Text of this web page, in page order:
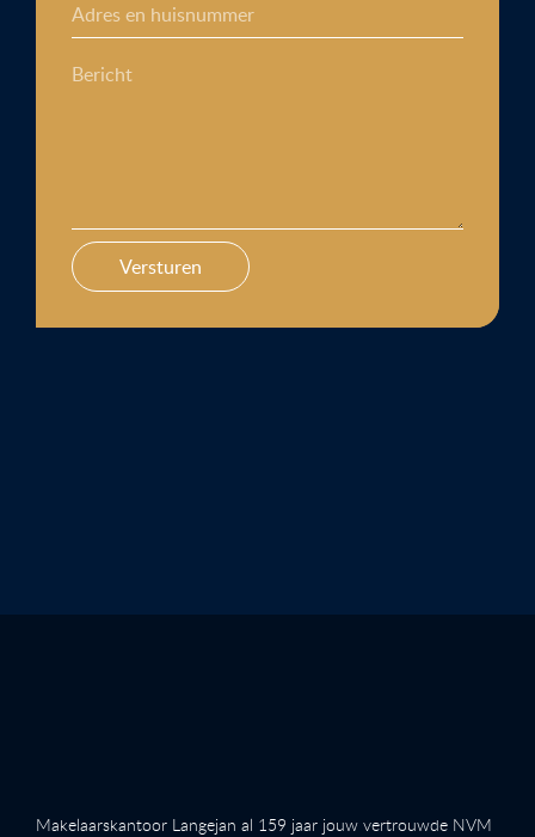
Adres en huisnummer
Bericht
Versturen
Makelaarskantoor Langejan al 159 jaar jouw vertrouwde NVM